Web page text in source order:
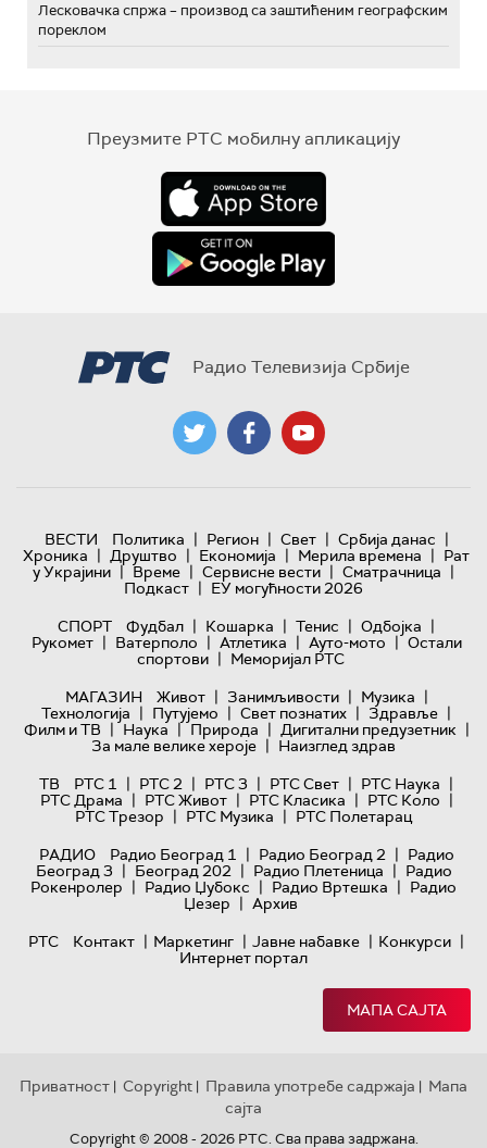
Лесковачка спржа – производ са заштићеним географским
пореклом
Преузмите РТС мобилну апликацију
Радио Телевизија Србије
ВЕСТИ Политика | Регион | Свет | Србија данас |
Хроника | Друштво | Економија | Мерила времена | Рат
у Украјини | Време | Сервисне вести | Сматрачница |
Подкаст | ЕУ могућности 2026
СПОРТ
Фудбал | Кошарка | Тенис | Одбојка |
Рукомет | Ватерполо | Атлетика | Ауто-мото | Остали
спортови | Меморијал РТС
МАГАЗИН
Живот | Занимљивости | Музика |
Технологијa | Путујемо | Свет познатих | Здравље |
Филм и ТВ | Наука | Природа | Дигитални предузетник |
За мале велике хероје | Наизглед здрав
ТВ
РТС 1 | РТС 2 | РТС 3 | РТС Свет | РТС Наука |
РТС Драма | РТС Живот | РТС Класика | РТС Коло |
РТС Трезор | РТС Музика | РТС Полетарац
РАДИО
Радио Београд 1 | Радио Београд 2 | Радио
Београд 3 | Београд 202 | Радио Плетеница | Радио
Рокенролер | Радио Џубокс | Радио Вртешка | Радио
Џезер | Архив
РТС
Контакт | Маркетинг | Јавне набавке | Конкурси |
Интернет портал
МАПА САЈТА
Приватност | Copyright | Правила употребе садржаја | Мапа
сајта
Copyright © 2008 - 2026 РТС. Сва права задржана.